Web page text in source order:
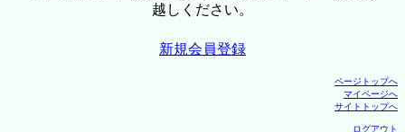
越しください。
新規会員登録
ページトップへ
マイページへ
サイトトップへ
ログアウト